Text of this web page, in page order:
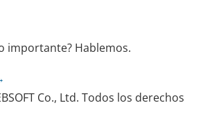
importante? Hablemos.
Co., Ltd. Todos los derechos